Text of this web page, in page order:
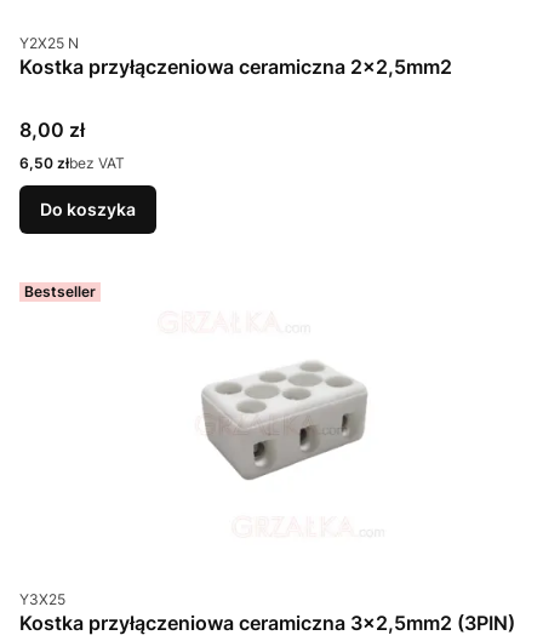
Kod produktu
Y2X25 N
Kostka przyłączeniowa ceramiczna 2x2,5mm2
Cena
8,00 zł
Cena
6,50 złbez VAT
Do koszyka
Bestseller
Kod produktu
Y3X25
Kostka przyłączeniowa ceramiczna 3x2,5mm2 (3PIN)